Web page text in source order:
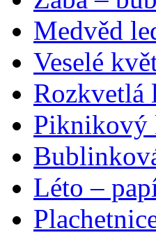
Medvěd
Veselé
Rozkvetlá
Piknikový
Léto –